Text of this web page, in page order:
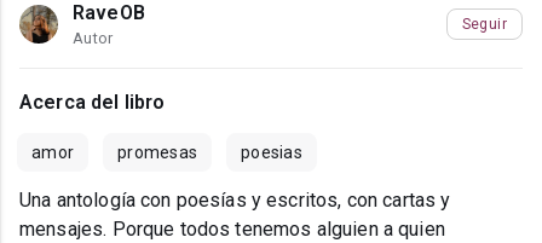
RaveOB
Autor
Seguir
Acerca del libro
amor promesas poesias
Una antología con poesías y escritos, con cartas y
mensajes. Porque todos tenemos alguien a quien